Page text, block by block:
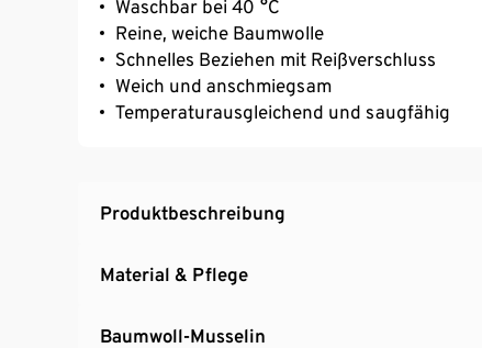
Waschbar bei 40 °C
Reine, weiche Baumwolle
Schnelles Beziehen mit Reißverschluss
Weich und anschmiegsam
Temperaturausgleichend und saugfähig
Produktbeschreibung
Material & Pflege
Baumwoll-Musselin